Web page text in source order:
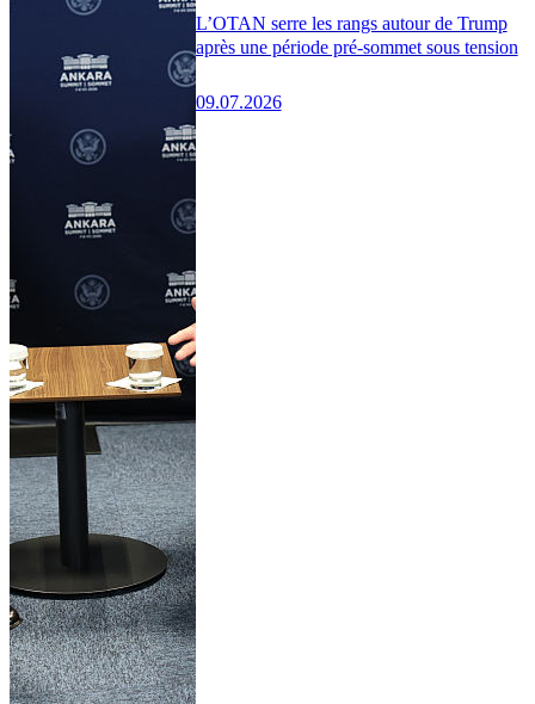
L’OTAN serre les rangs autour de Trump
après une période pré-sommet sous tension
09.07.2026